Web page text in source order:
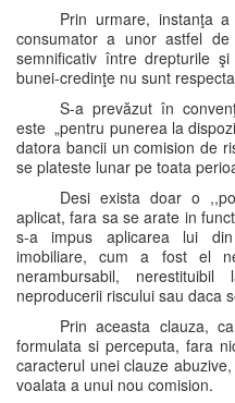
Prin urmare, instanţa
consumator a unor astfel
semnificativ între drepturile
bunei-credinţe nu sunt
S-a prevăzut în
este „pentru punerea la
datora bancii un comision de
se plateste lunar pe toata
Desi exista doar o
aplicat, fara sa se arate in
s-a impus aplicarea lui
imobiliare, cum a fost el
nerambursabil,
neproducerii riscului sau daca
Prin aceasta clauza,
formulata si perceputa, fara
caracterul unei clauze
voalata a unui nou comision.